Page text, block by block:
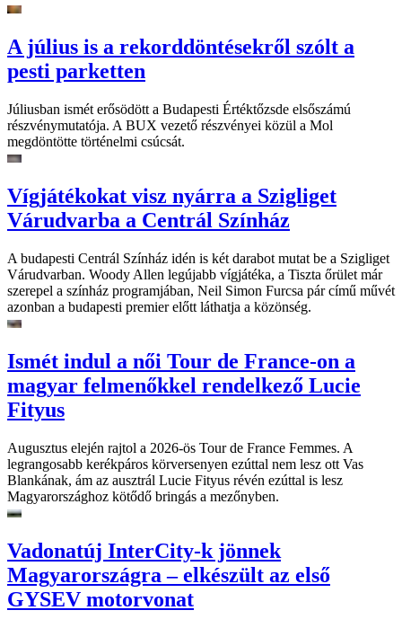
A július is a rekorddöntésekről szólt a
pesti parketten
Júliusban ismét erősödött a Budapesti Értéktőzsde elsőszámú
részvénymutatója. A BUX vezető részvényei közül a Mol
megdöntötte történelmi csúcsát.
Vígjátékokat visz nyárra a Szigliget
Várudvarba a Centrál Színház
A budapesti Centrál Színház idén is két darabot mutat be a Szigliget
Várudvarban. Woody Allen legújabb vígjátéka, a Tiszta őrület már
szerepel a színház programjában, Neil Simon Furcsa pár című művét
azonban a budapesti premier előtt láthatja a közönség.
Ismét indul a női Tour de France-on a
magyar felmenőkkel rendelkező Lucie
Fityus
Augusztus elején rajtol a 2026-ös Tour de France Femmes. A
legrangosabb kerékpáros körversenyen ezúttal nem lesz ott Vas
Blankának, ám az ausztrál Lucie Fityus révén ezúttal is lesz
Magyarországhoz kötődő bringás a mezőnyben.
Vadonatúj InterCity-k jönnek
Magyarországra – elkészült az első
GYSEV motorvonat